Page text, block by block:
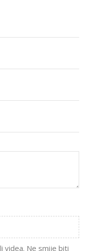
videa. Ne smije biti